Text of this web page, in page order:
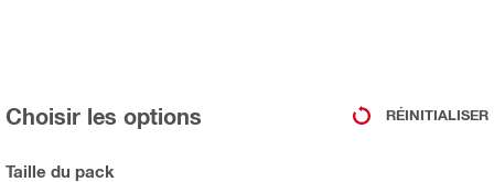
Choisir les options RÉINITIALISER
Taille du pack